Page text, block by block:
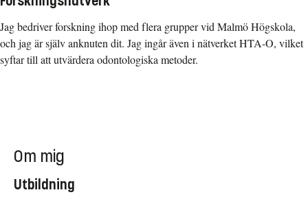
Jag bedriver forskning ihop med flera grupper vid Malmö Högskola,
och jag är själv anknuten dit. Jag ingår även i nätverket HTA-O, vilket
syftar till att utvärdera odontologiska metoder.
Om mig
Utbildning